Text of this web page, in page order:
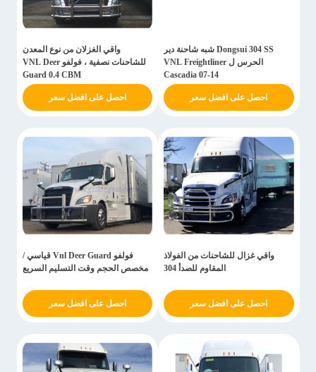
Dongsui 304 SS شبه شاحنة دير
الحرس ل VNL Freightliner
Cascadia 07-14
احصل على افضل سعر
واقي الغزلان من نوع المعدن
للشاحنات نصفية ، فولفو VNL Deer
Guard 0.4 CBM
احصل على افضل سعر
واقي غزال للشاحنات من الفولاذ
المقاوم للصدأ 304
احصل على افضل سعر
فولفو Vnl Deer Guard قياسي /
مخصص الحجم وقت التسليم السريع
احصل على افضل سعر